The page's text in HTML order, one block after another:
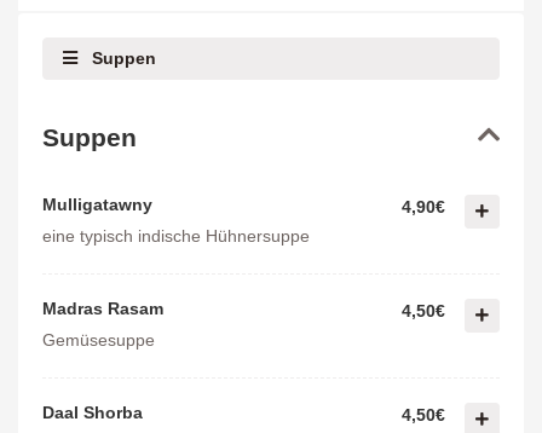
Suppen
Suppen
Mulligatawny
eine typisch indische Hühnersuppe
4,90€
Madras Rasam
Gemüsesuppe
4,50€
Daal Shorba
4,50€